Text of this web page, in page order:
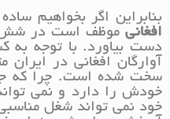
بنابراین اگر بخواهیم
افغانی موظف است در شش
دست بیاورد. با توجه به
آوارگان افغانی در
سخت شده است. چرا که
خودش را دارد و نمی
خود نمی تواند شغل